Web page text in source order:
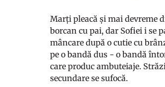
Marți pleacă și mai devreme
borcan cu pai, dar Sofiei i se
mâncare după o cutie cu
pe o bandă dus - o bandă
care produc ambuteiaje.
secundare se sufocă.